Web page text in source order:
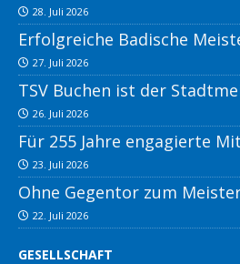
28. Juli 2026
Erfolgreiche Badische
27. Juli 2026
TSV Buchen ist der
26. Juli 2026
Für 255 Jahre engagierte
23. Juli 2026
Ohne Gegentor zum
22. Juli 2026
GESELLSCHAFT